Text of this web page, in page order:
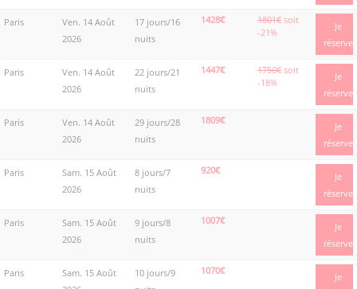
Paris
Ven. 14 Août
2026
17 jours/16
nuits
1428€ 1801€ soit
-21%
Je
réserve
Paris
Ven. 14 Août
2026
22 jours/21
nuits
1447€ 1750€ soit
-18%
Je
réserve
Paris
Ven. 14 Août
2026
29 jours/28
nuits
1809€
Je
réserve
Paris
Sam. 15 Août
2026
8 jours/7
nuits
920€
Je
réserve
Paris
Sam. 15 Août
2026
9 jours/8
nuits
1007€
Je
réserve
Paris
Sam. 15 Août
10 jours/9
1070€
Je